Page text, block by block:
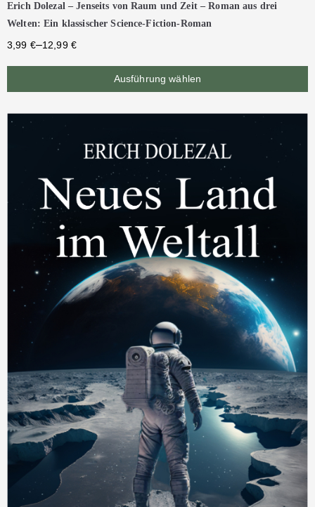
Erich Dolezal – Jenseits von Raum und Zeit – Roman aus drei
Welten: Ein klassischer Science-Fiction-Roman
3,99 €–12,99 €
Ausführung wählen